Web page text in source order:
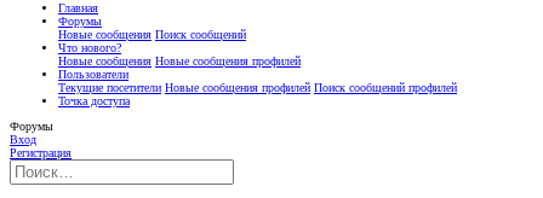
Главная
Форумы
Новые сообщения Поиск сообщений
Что нового?
Новые сообщения Новые сообщения профилей
Пользователи
Текущие посетители Новые сообщения профилей Поиск сообщений профилей
Точка доступа
Форумы
Вход
Регистрация